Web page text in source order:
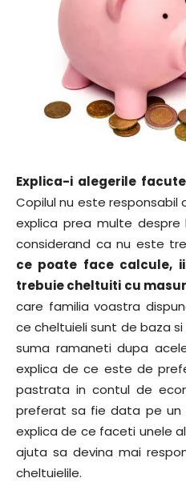
Explica-i alegerile
Copilul nu este responsabil
explica prea multe
considerand ca nu este
ce poate face calcule,
trebuie cheltuiti cu
care familia voastra
ce cheltuieli sunt de baza
suma ramaneti dupa
explica de ce este de
pastrata in contul de
preferat sa fie data pe un
explica de ce faceti unele
ajuta sa devina mai
cheltuielile.